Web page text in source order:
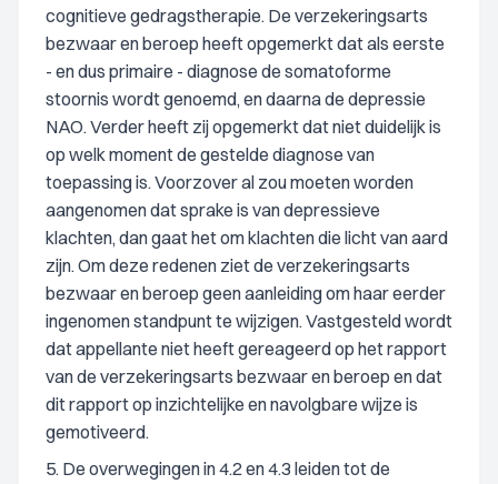
cognitieve gedragstherapie. De verzekeringsarts
bezwaar en beroep heeft opgemerkt dat als eerste
- en dus primaire - diagnose de somatoforme
stoornis wordt genoemd, en daarna de depressie
NAO. Verder heeft zij opgemerkt dat niet duidelijk is
op welk moment de gestelde diagnose van
toepassing is. Voorzover al zou moeten worden
aangenomen dat sprake is van depressieve
klachten, dan gaat het om klachten die licht van aard
zijn. Om deze redenen ziet de verzekeringsarts
bezwaar en beroep geen aanleiding om haar eerder
ingenomen standpunt te wijzigen. Vastgesteld wordt
dat appellante niet heeft gereageerd op het rapport
van de verzekeringsarts bezwaar en beroep en dat
dit rapport op inzichtelijke en navolgbare wijze is
gemotiveerd.
5. De overwegingen in 4.2 en 4.3 leiden tot de